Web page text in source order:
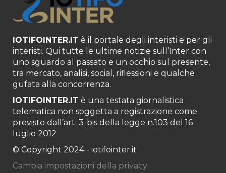
IOTIFOINTER.IT è il portale degli interisti e per gli
interisti. Qui tutte le ultime notizie sull’Inter con
uno sguardo al passato e un occhio sul presente,
tra mercato, analisi, social, riflessioni e qualche
gufata alla concorrenza.
IOTIFOINTER.IT è una testata giornalistica
telematica non soggetta a registrazione come
previsto dall’art. 3-bis della legge n.103 del 16
luglio 2012
© Copyright 2024 - iotifointer.it
Cambia impostazioni della privacy